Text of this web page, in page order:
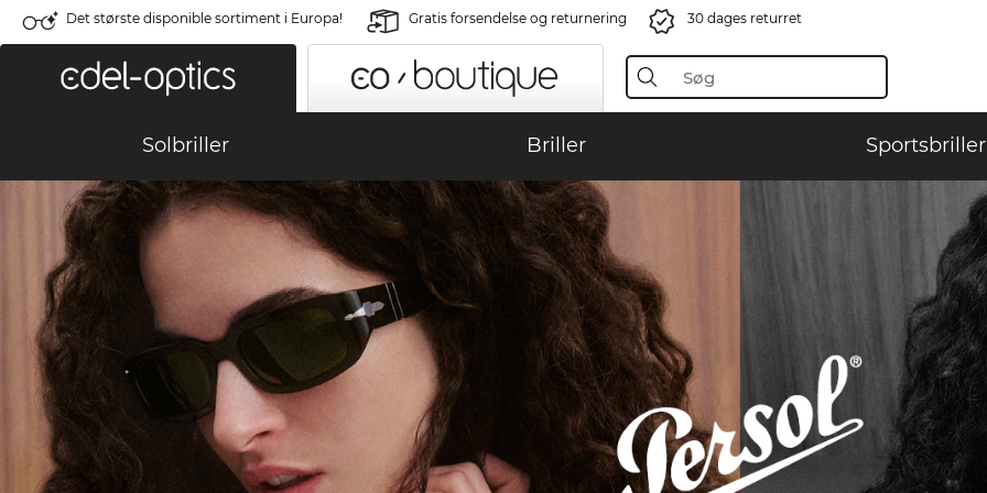
Det største disponible sortiment i Europa! Gratis forsendelse og returnering 30 dages returret
Solbriller Briller Sportsbriller